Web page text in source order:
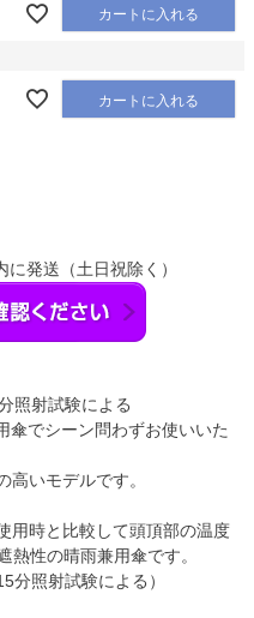
カートに入れる
カートに入れる
に発送（土日祝除く）
照射試験による
傘でシーン問わずお使いいた
いモデルです。
用時と比較して頭頂部の温度
性の晴雨兼用傘です。
分照射試験による）